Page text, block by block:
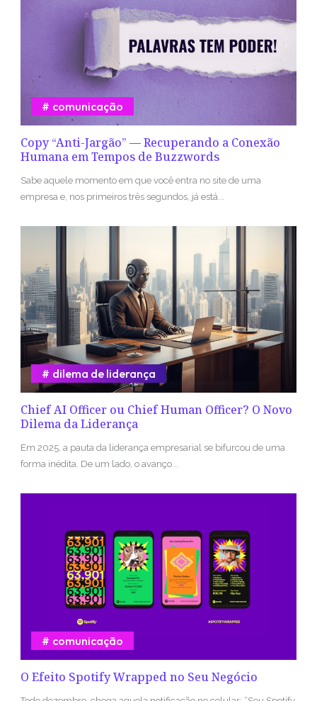
Copy “Anti-Jargão” — Recuperando a Conexão
Humana em Tempos de Buzzwords
comunicação
Sabe aquele momento em que você entra no site de uma
empresa e, nos primeiros três segundos, já está...
Chief AI Officer ou Chief Human Officer? O Novo
Dilema da Liderança
dilema de liderança
Em 2025, a pauta da liderança empresarial se bifurcou de uma
forma inédita. De um lado, o avanço...
O Efeito Spotify Wrapped no Seu Negócio
comunicação